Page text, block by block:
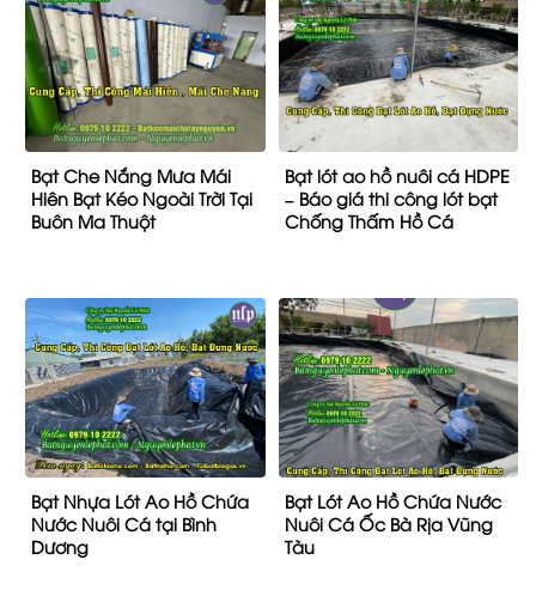
Bạt Che Nắng Mưa Mái
Hiên Bạt Kéo Ngoài Trời Tại
Buôn Ma Thuột
Bạt lót ao hồ nuôi cá HDPE
– Báo giá thi công lót bạt
Chống Thấm Hồ Cá
Bạt Nhựa Lót Ao Hồ Chứa
Nước Nuôi Cá tại Bình
Dương
Bạt Lót Ao Hồ Chứa Nước
Nuôi Cá Ốc Bà Rịa Vũng
Tàu